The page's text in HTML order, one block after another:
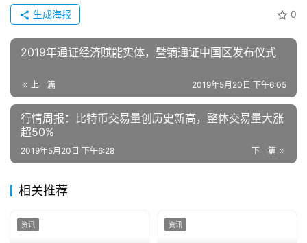
0
生成海报
2019年通证经济赋能实体，暨镝通证中国区发布仪式
上一篇 2019年5月20日 下午6:05
行情周报：比特币交易量创历史新高，整体交易量大涨
超50%
下一篇
2019年5月20日 下午6:28
相关推荐
资讯 资讯